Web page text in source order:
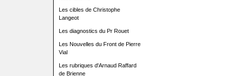
Les cibles de Christophe
Langeot
Les diagnostics du Pr Rouet
Les Nouvelles du Front de Pierre
Vial
Les rubriques d'Arnaud Raffard
de Brienne